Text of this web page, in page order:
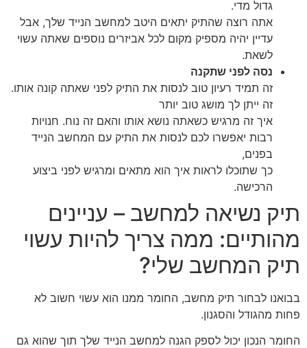
גדול מדי.
אתה רוצה שהתיק יתאים היטב למחשב הנייד שלך, אבל
עדיין יהיה מספיק מקום לכל אביזרים נוספים שאתה עשוי
לשאת.
נסה לפני שתקנה
זה תמיד רעיון טוב לנסות את התיק לפני שאתה קונה אותו.
זה ייתן לך מושג טוב יותר
איך זה מרגיש כשאתה נושא אותו והאם זה נוח. חנויות
רבות יאפשרו לכם לנסות את התיק עם המחשב הנייד
בפנים,
כך שתוכלו לראות איך הוא מתאים ומרגיש לפני ביצוע
הרכישה.
תיק נשיאה למחשב – עניינים
מהותיים: ממה צריך להיות עשוי
תיק המחשב שלי?
בבואנו לבחור תיק מחשב, החומר ממנו הוא עשוי חשוב לא
פחות מהגודל והסגנון.
החומר הנכון יכול לספק הגנה למחשב הנייד שלך תוך שהוא גם